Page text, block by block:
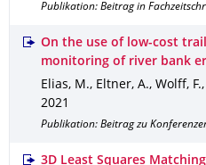
Publikation: Beitrag in
On the use of low-cost
monitoring of river bank
Elias, M., Eltner, A., Wolff,
2021
Publikation: Beitrag zu
3D Least Squares